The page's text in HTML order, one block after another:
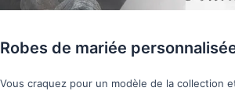
Robes de mariée
Vous craquez pour un modèle de la collection